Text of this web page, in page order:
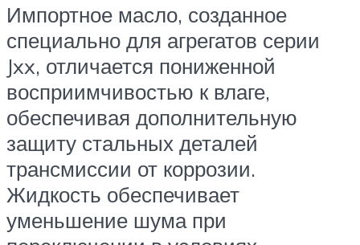
Импортное масло, созданное
специально для агрегатов серии
Jxx, отличается пониженной
восприимчивостью к влаге,
обеспечивая дополнительную
защиту стальных деталей
трансмиссии от коррозии.
Жидкость обеспечивает
уменьшение шума при